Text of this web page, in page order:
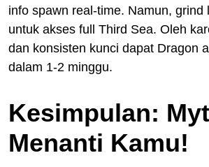
info spawn real-time. Namun, grind
untuk akses full Third Sea. Oleh
dan konsisten kunci dapat Dragon
dalam 1-2 minggu.
Kesimpulan:
Menanti Kamu!